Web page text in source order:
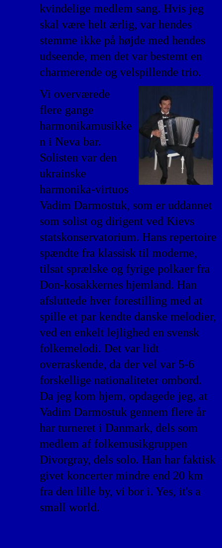
kvindelige medlem sang. Hvis jeg
skal være helt ærlig, var hendes
stemme ikke på højde med hendes
udseende, men det var bestemt en
charmerende og velspillende trio.
Vi overværede
flere gange
harmonikamusikke
n i Neva bar.
Solisten var den
ukrainske
harmonika-virtuos
Vadim Darmostuk, som er uddannet
som solist og dirigent ved Kievs
statskonservatorium. Hans repertoire
spændte fra klassisk til moderne,
tilsat sprælske og fyrige polkaer fra
Don-kosakkernes hjemland. Han
afsluttede hver forestilling med at
spille et par kendte danske melodier,
ved en enkelt lejlighed en svensk
folkemelodi. Det var lidt
overraskende, da der vel var 5-6
forskellige nationaliteter ombord.
Da jeg kom hjem, opdagede jeg, at
Vadim Darmostuk gennem flere år
har turneret i Danmark, dels som
medlem af folkemusikgruppen
Divorgray, dels solo. Han har faktisk
givet koncerter mindre end 20 km
fra den lille by, vi bor i. Yes, it's a
small world.